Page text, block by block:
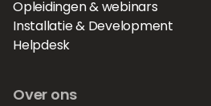
Opleidingen & webinars
Installatie & Development
Helpdesk
Over ons